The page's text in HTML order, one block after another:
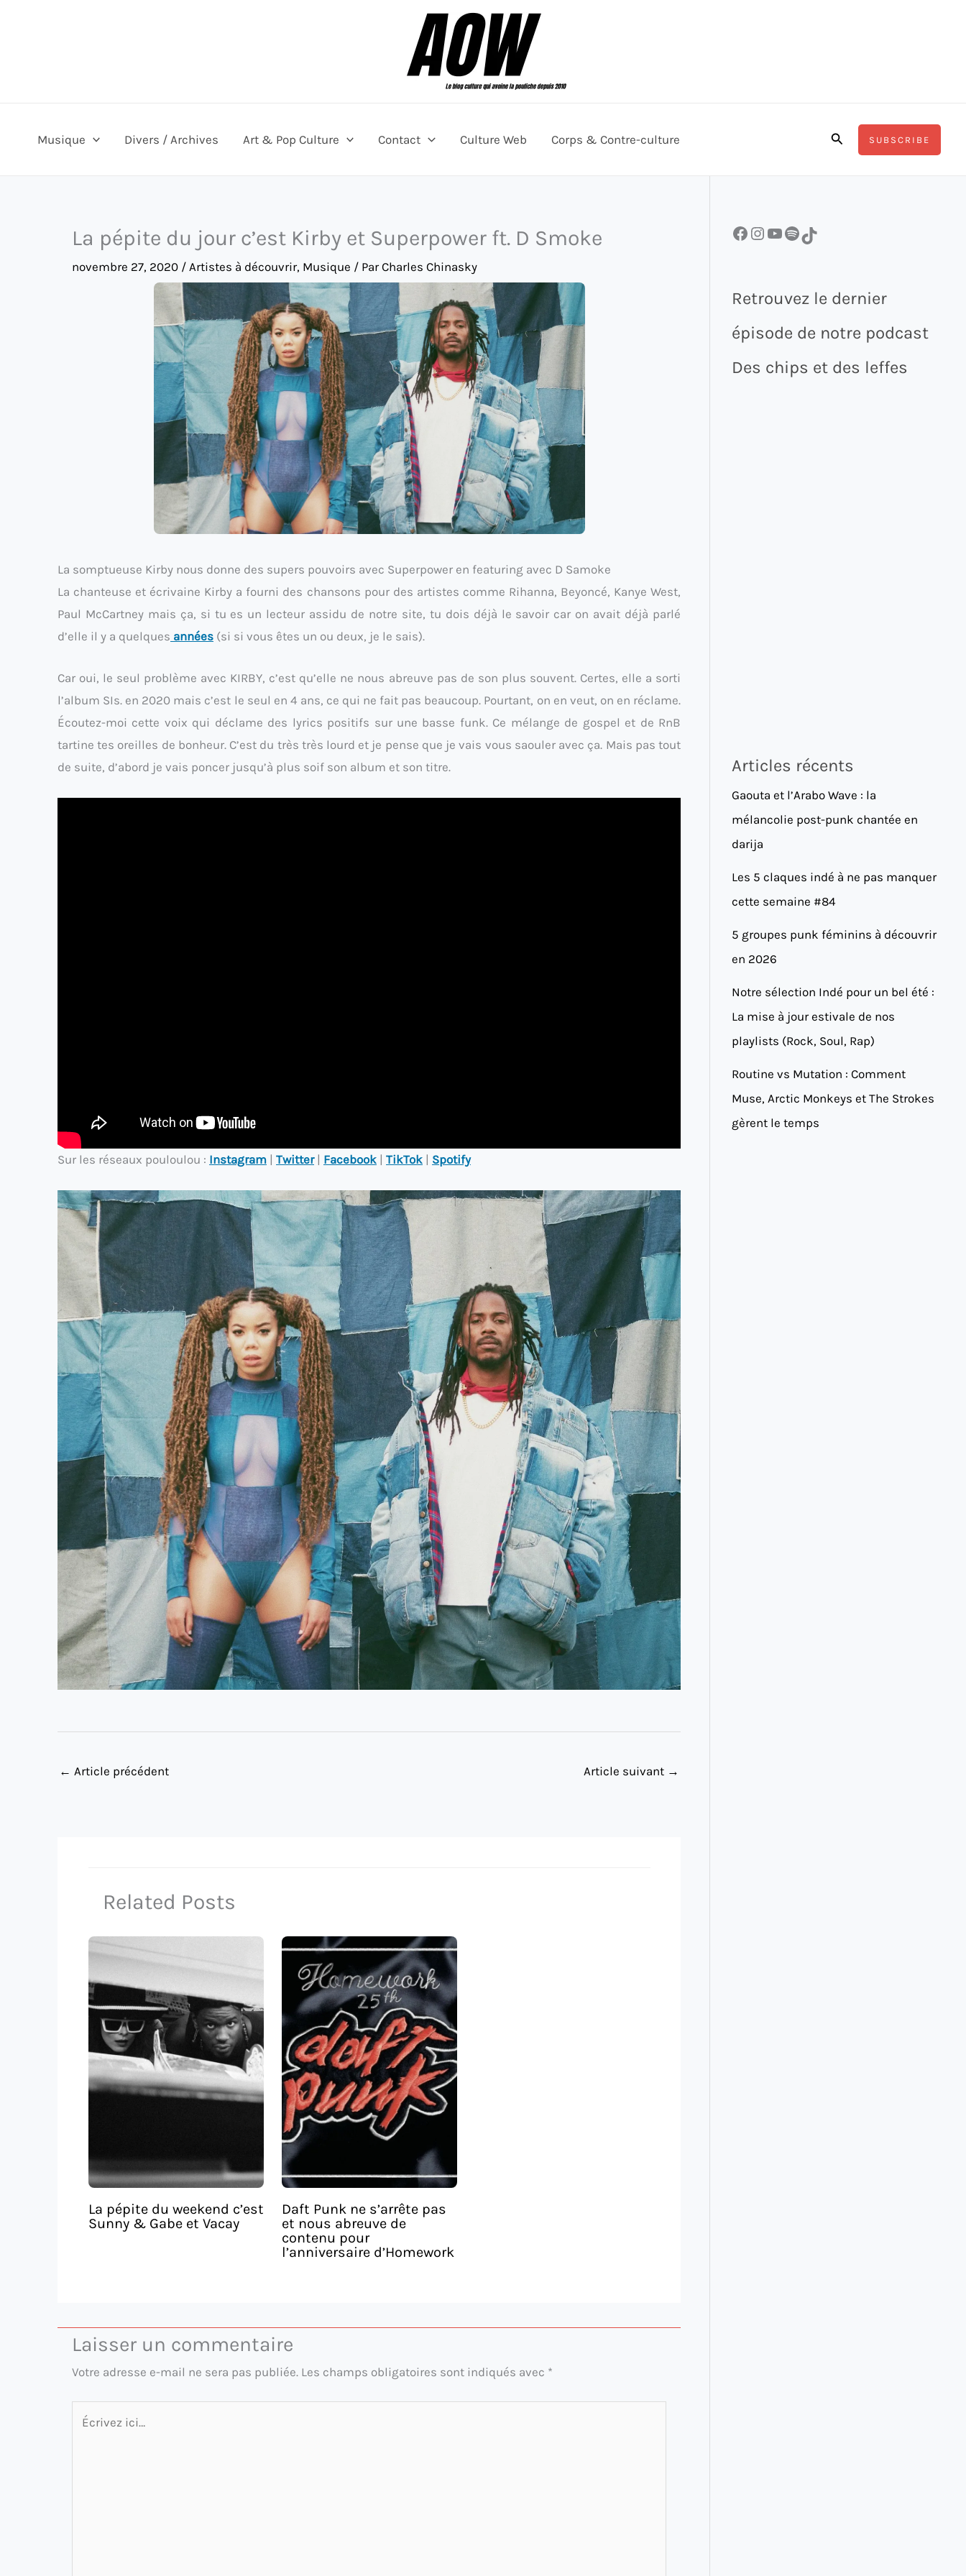
Musique Divers / Archives Art & Pop Culture Contact Culture Web Corps & Contre-culture RechercherSUBSCRIBE
La pépite du jour c’est Kirby et Superpower ft. D Smoke
novembre 27, 2020 / Artistes à découvrir, Musique / ParCharles Chinasky
La somptueuse Kirby nous donne des supers pouvoirs avec Superpower en featuring avec D Samoke
La chanteuse et écrivaine Kirby a fourni des chansons pour des artistes comme Rihanna, Beyoncé, Kanye West,
Paul McCartney mais ça, si tu es un lecteur assidu de notre site, tu dois déjà le savoir car on avait déjà parlé
d’elle il y a quelques années (si si vous êtes un ou deux, je le sais).
Car oui, le seul problème avec KIRBY, c’est qu’elle ne nous abreuve pas de son plus souvent. Certes, elle a sorti
l’album SIs. en 2020 mais c’est le seul en 4 ans, ce qui ne fait pas beaucoup. Pourtant, on en veut, on en réclame.
Écoutez-moi cette voix qui déclame des lyrics positifs sur une basse funk. Ce mélange de gospel et de RnB
tartine tes oreilles de bonheur. C’est du très très lourd et je pense que je vais vous saouler avec ça. Mais pas tout
de suite, d’abord je vais poncer jusqu’à plus soif son album et son titre.
Sur les réseaux pouloulou : Instagram | Twitter| Facebook | TikTok | Spotify
← Article précédent Article suivant →
Related Posts
La pépite du weekend c’est
Sunny & Gabe et Vacay
Daft Punk ne s’arrête pas
et nous abreuve de
contenu pour
l’anniversaire d’Homework
Laisser un commentaire
Votre adresse e-mail ne sera pas publiée. Les champs obligatoires sont indiqués avec *
Écrivez
Facebook InstagramYouTube Spotify TikTok
Retrouvez le dernier
épisode de notre podcast
Des chips et des leffes
Articles récents
Gaouta et l’Arabo Wave : la
mélancolie post-punk chantée en
darija
Les 5 claques indé à ne pas manquer
cette semaine #84
5 groupes punk féminins à découvrir
en 2026
Notre sélection Indé pour un bel été :
La mise à jour estivale de nos
playlists (Rock, Soul, Rap)
Routine vs Mutation : Comment
Muse, Arctic Monkeys et The Strokes
gèrent le temps